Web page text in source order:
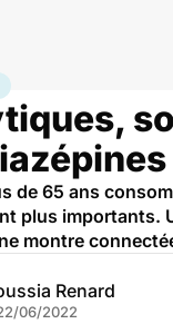
de 65 ans
plus importants.
montre
Renard
06/2022